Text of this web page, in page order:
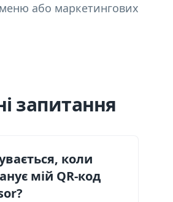
або маркетингових
запитання
коли
мій QR-код